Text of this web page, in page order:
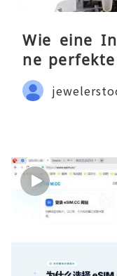
Wie eine
ne
gen